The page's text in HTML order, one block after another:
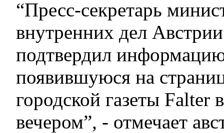
“Пресс-секретарь
внутренних дел
подтвердил
появившуюся на
городской газеты Falter
вечером”, - отмечает